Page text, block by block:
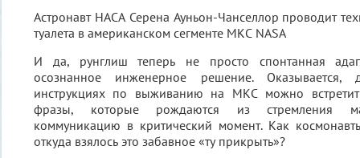
Астронавт НАСА Серена Ауньон-Чанселлор проводит
туалета в американском сегменте МКС NASA
И да, рунглиш теперь не просто спонтанная
осознанное инженерное решение.
инструкциях по выживанию на МКС можно
фразы, которые рождаются из стремления
коммуникацию в критический момент. Как
откуда взялось это забавное «ту прикрыть»?